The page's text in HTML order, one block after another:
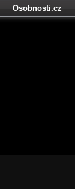
Osobnosti.cz